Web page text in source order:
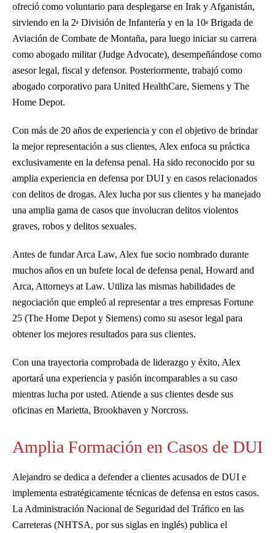
ofreció como voluntario para desplegarse en Irak y Afganistán,
sirviendo en la 2ª División de Infantería y en la 10ª Brigada de
Aviación de Combate de Montaña, para luego iniciar su carrera
como abogado militar (Judge Advocate), desempeñándose como
asesor legal, fiscal y defensor. Posteriormente, trabajó como
abogado corporativo para United HealthCare, Siemens y The
Home Depot.
Con más de 20 años de experiencia y con el objetivo de brindar
la mejor representación a sus clientes, Alex enfoca su práctica
exclusivamente en la defensa penal. Ha sido reconocido por su
amplia experiencia en defensa por DUI y en casos relacionados
con delitos de drogas. Alex lucha por sus clientes y ha manejado
una amplia gama de casos que involucran delitos violentos
graves, robos y delitos sexuales.
Antes de fundar Arca Law, Alex fue socio nombrado durante
muchos años en un bufete local de defensa penal, Howard and
Arca, Attorneys at Law. Utiliza las mismas habilidades de
negociación que empleó al representar a tres empresas Fortune
25 (The Home Depot y Siemens) como su asesor legal para
obtener los mejores resultados para sus clientes.
Con una trayectoria comprobada de liderazgo y éxito, Alex
aportará una experiencia y pasión incomparables a su caso
mientras lucha por usted. Atiende a sus clientes desde sus
oficinas en Marietta, Brookhaven y Norcross.
Amplia Formación en Casos de DUI
Alejandro se dedica a defender a clientes acusados de DUI e
implementa estratégicamente técnicas de defensa en estos casos.
La Administración Nacional de Seguridad del Tráfico en las
Carreteras (NHTSA, por sus siglas en inglés) publica el